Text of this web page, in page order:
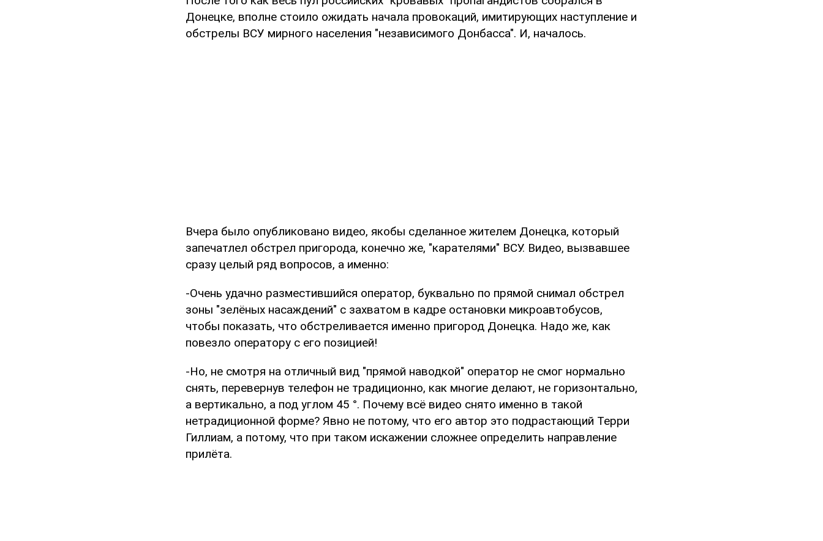
Донецке, вполне стоило ожидать начала провокаций, имитирующих наступление и
обстрелы ВСУ мирного населения "независимого Донбасса". И, началось.
Вчера было опубликовано видео, якобы сделанное жителем Донецка, который
запечатлел обстрел пригорода, конечно же, "карателями" ВСУ. Видео, вызвавшее
сразу целый ряд вопросов, а именно:
-Очень удачно разместившийся оператор, буквально по прямой снимал обстрел
зоны "зелёных насаждений" с захватом в кадре остановки микроавтобусов,
чтобы показать, что обстреливается именно пригород Донецка. Надо же, как
повезло оператору с его позицией!
-Но, не смотря на отличный вид "прямой наводкой" оператор не смог нормально
снять, перевернув телефон не традиционно, как многие делают, не горизонтально,
а вертикально, а под углом 45 °. Почему всё видео снято именно в такой
нетрадиционной форме? Явно не потому, что его автор это подрастающий Терри
Гиллиам, а потому, что при таком искажении сложнее определить направление
прилёта.